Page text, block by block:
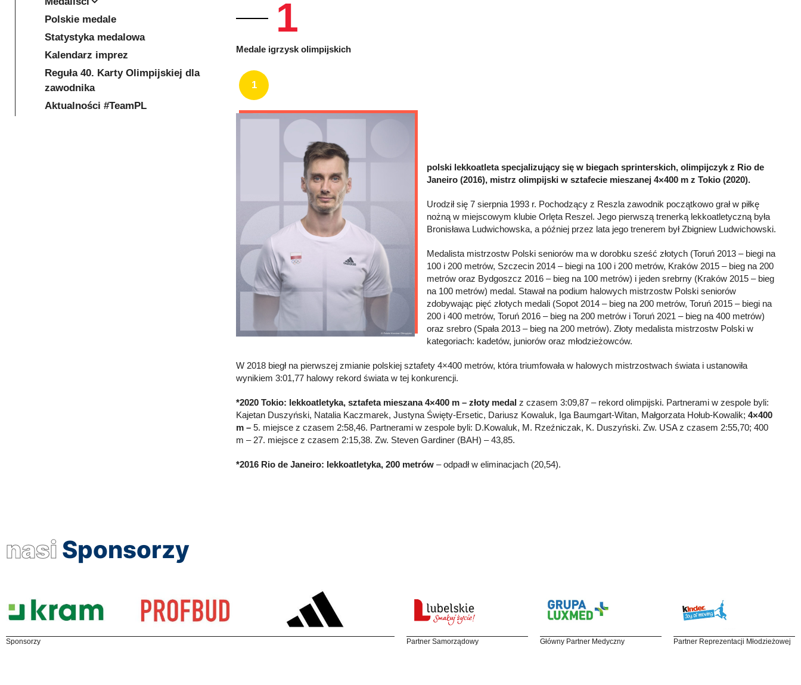
1
Medale igrzysk olimpijskich
1
polski lekkoatleta specjalizujący się w biegach sprinterskich, olimpijczyk z Rio de
Janeiro (2016), mistrz olimpijski w sztafecie mieszanej 4×400 m z Tokio (2020).
Urodził się 7 sierpnia 1993 r. Pochodzący z Reszla zawodnik początkowo grał w piłkę
nożną w miejscowym klubie Orlęta Reszel. Jego pierwszą trenerką lekkoatletyczną była
Bronisława Ludwichowska, a później przez lata jego trenerem był Zbigniew Ludwichowski.
Medalista mistrzostw Polski seniorów ma w dorobku sześć złotych (Toruń 2013 – biegi na
100 i 200 metrów, Szczecin 2014 – biegi na 100 i 200 metrów, Kraków 2015 – bieg na 200
metrów oraz Bydgoszcz 2016 – bieg na 100 metrów) i jeden srebrny (Kraków 2015 – bieg
na 100 metrów) medal. Stawał na podium halowych mistrzostw Polski seniorów
zdobywając pięć złotych medali (Sopot 2014 – bieg na 200 metrów, Toruń 2015 – biegi na
200 i 400 metrów, Toruń 2016 – bieg na 200 metrów i Toruń 2021 – bieg na 400 metrów)
oraz srebro (Spała 2013 – bieg na 200 metrów). Złoty medalista mistrzostw Polski w
kategoriach: kadetów, juniorów oraz młodzieżowców.
W 2018 biegł na pierwszej zmianie polskiej sztafety 4×400 metrów, która triumfowała w halowych mistrzostwach świata i ustanowiła
wynikiem 3:01,77 halowy rekord świata w tej konkurencji.
*2020 Tokio: lekkoatletyka, sztafeta mieszana 4×400 m – złoty medal z czasem 3:09,87 – rekord olimpijski. Partnerami w zespole byli:
Kajetan Duszyński, Natalia Kaczmarek, Justyna Święty-Ersetic, Dariusz Kowaluk, Iga Baumgart-Witan, Małgorzata Hołub-Kowalik; 4×400
m – 5. miejsce z czasem 2:58,46. Partnerami w zespole byli: D.Kowaluk, M. Rzeźniczak, K. Duszyński. Zw. USA z czasem 2:55,70; 400
m – 27. miejsce z czasem 2:15,38. Zw. Steven Gardiner (BAH) – 43,85.
*2016 Rio de Janeiro: lekkoatletyka, 200 metrów – odpadł w eliminacjach (20,54).
Polskie medale
Statystyka medalowa
Kalendarz imprez
Reguła 40. Karty Olimpijskiej dla
zawodnika
Aktualności #TeamPL
nasi Sponsorzy
Sponsorzy Partner Samorządowy Główny Partner Medyczny Partner Reprezentacji Młodzieżowej